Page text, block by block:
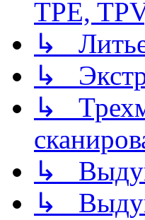
TPE,
↳ Литье
↳
↳
↳
↳